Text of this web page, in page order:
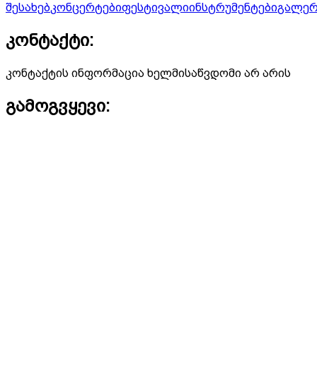
შესახებკონცერტებიფესტივალიინსტრუმენტები
კონტაქტი:
კონტაქტის ინფორმაცია ხელმისაწვდომი არ არის
გამოგვყევი: